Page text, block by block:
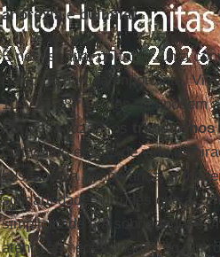
anorexiaebulimia.
É necessária, portanto, uma
ponto de partida importante.
104, 27-28) e estes não podem
Por essa razão, os
cultivando estilos de vida
buscando a temperança, a
solidariedade: virtudes que
simplicidade e à sobriedade, e
atento às necessidades do